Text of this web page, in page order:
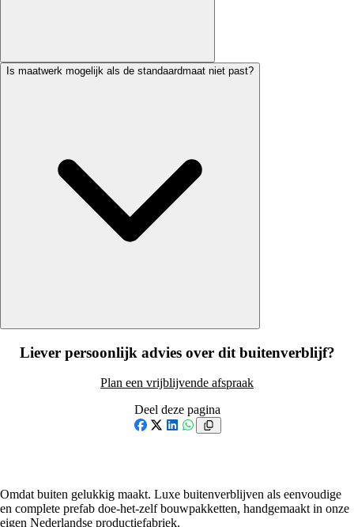
Is maatwerk mogelijk als de standaardmaat niet past?
Liever persoonlijk advies over dit buitenverblijf?
Plan een vrijblijvende afspraak
Deel deze pagina
Omdat buiten gelukkig maakt. Luxe buitenverblijven als eenvoudige
en complete prefab doe-het-zelf bouwpakketten, handgemaakt in onze
eigen Nederlandse productiefabriek.